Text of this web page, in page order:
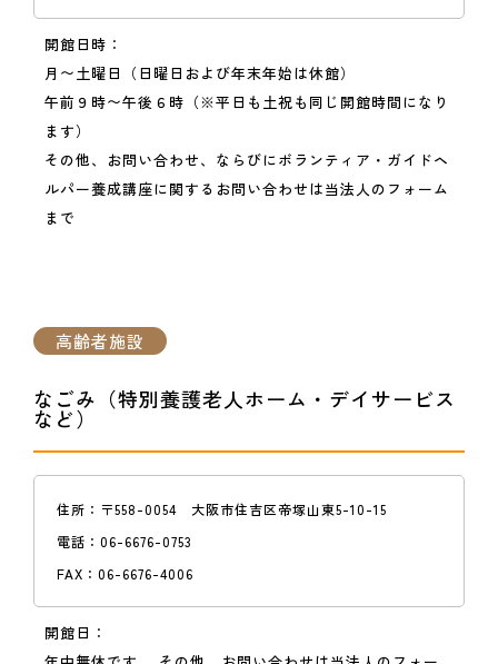
開館日時：
月〜土曜日（日曜日および年末年始は休館）
午前９時〜午後６時（※平日も土祝も同じ開館時間になり
ます）
その他、お問い合わせ、ならびにボランティア・ガイドヘ
ルパー養成講座に関するお問い合わせは当法人のフォーム
まで
高齢者施設
なごみ（特別養護老人ホーム・デイサービス
など）
住所： 〒558-0054 大阪市住吉区帝塚山東5-10-15
電話： 06-6676-0753
FAX： 06-6676-4006
開館日：